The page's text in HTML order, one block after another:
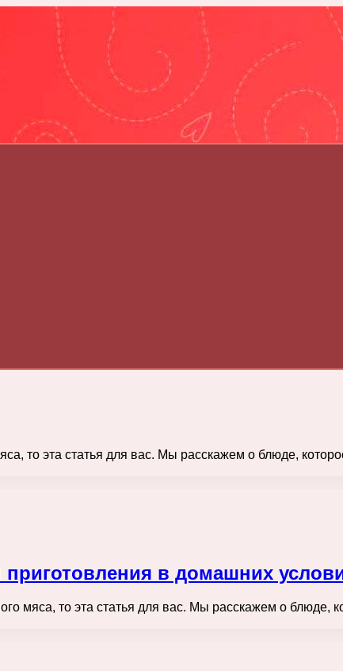
то эта статья для вас. Мы расскажем о блюде,
в домашних
мяса, то эта статья для вас. Мы расскажем о блюде,